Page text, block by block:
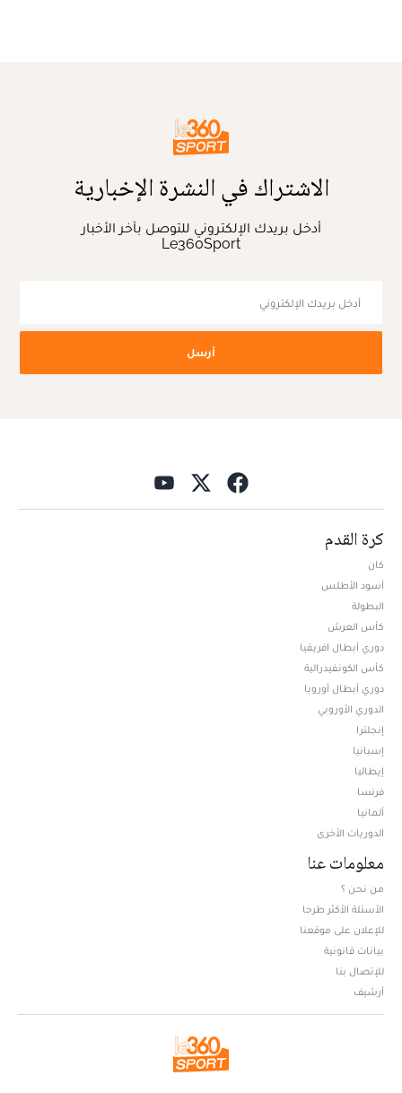
الاشتراك في النشرة الإخبارية
أدخل بريدك الإلكتروني للتوصل بآخر الأخبار
Le360Sport
أرسل
كرة القدم
كان
أسود الأطلس
البطولة
كأس العرش
دوري أبطال افريقيا
كأس الكونفيدرالية
دوري أبطال أوروبا
الدوري الأوروبي
إنجلترا
إسبانيا
إيطاليا
فرنسا
ألمانيا
الدوريات الأخرى
معلومات عنا
من نحن ؟
الأسئلة الأكثر طرحا
للإعلان على موقعنا
بيانات قانونية
للإتصال بنا
أرشيف